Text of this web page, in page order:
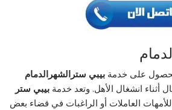
على خدمةبيبي سترالشهرالدمام
أثناء انشغال الأهل. وتعد خدمةبيبي ستر
للأمهات العاملات أو الراغبات في قضاء بعض